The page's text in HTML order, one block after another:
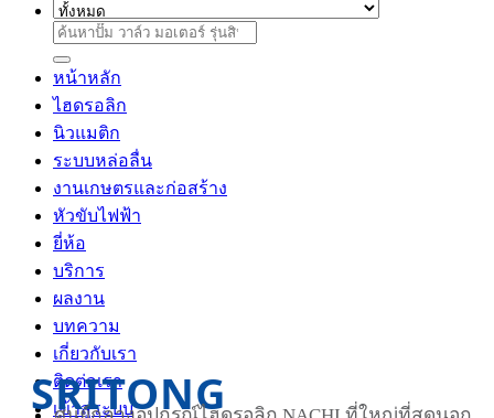
ค้นหา:
หน้าหลัก
ไฮดรอลิก
นิวแมติก
ระบบหล่อลื่น
งานเกษตรและก่อสร้าง
หัวขับไฟฟ้า
ยี่ห้อ
บริการ
ผลงาน
บทความ
เกี่ยวกับเรา
ติดต่อเรา
เข้าสู่ระบบ
SRITONG